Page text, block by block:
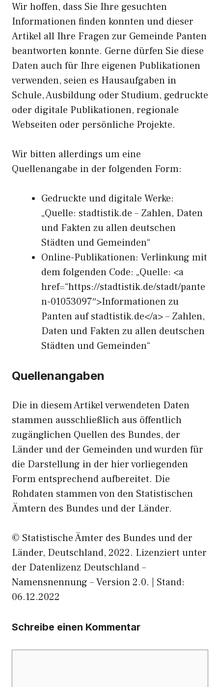
Wir hoffen, dass Sie Ihre gesuchten
Informationen finden konnten und dieser
Artikel all Ihre Fragen zur Gemeinde Panten
beantworten konnte. Gerne dürfen Sie diese
Daten auch für Ihre eigenen Publikationen
verwenden, seien es Hausaufgaben in
Schule, Ausbildung oder Studium, gedruckte
oder digitale Publikationen, regionale
Webseiten oder persönliche Projekte.
Wir bitten allerdings um eine
Quellenangabe in der folgenden Form:
Gedruckte und digitale Werke:
„Quelle: stadtistik.de – Zahlen, Daten
und Fakten zu allen deutschen
Städten und Gemeinden“
Online-Publikationen: Verlinkung mit
dem folgenden Code: „Quelle: <a
href=“https://stadtistik.de/stadt/pante
n-01053097″>Informationen zu
Panten auf stadtistik.de</a> – Zahlen,
Daten und Fakten zu allen deutschen
Städten und Gemeinden“
Quellenangaben
Die in diesem Artikel verwendeten Daten
stammen ausschließlich aus öffentlich
zugänglichen Quellen des Bundes, der
Länder und der Gemeinden und wurden für
die Darstellung in der hier vorliegenden
Form entsprechend aufbereitet. Die
Rohdaten stammen von den Statistischen
Ämtern des Bundes und der Länder.
© Statistische Ämter des Bundes und der
Länder, Deutschland, 2022. Lizenziert unter
der Datenlizenz Deutschland –
Namensnennung – Version 2.0. | Stand:
06.12.2022
Schreibe einen Kommentar